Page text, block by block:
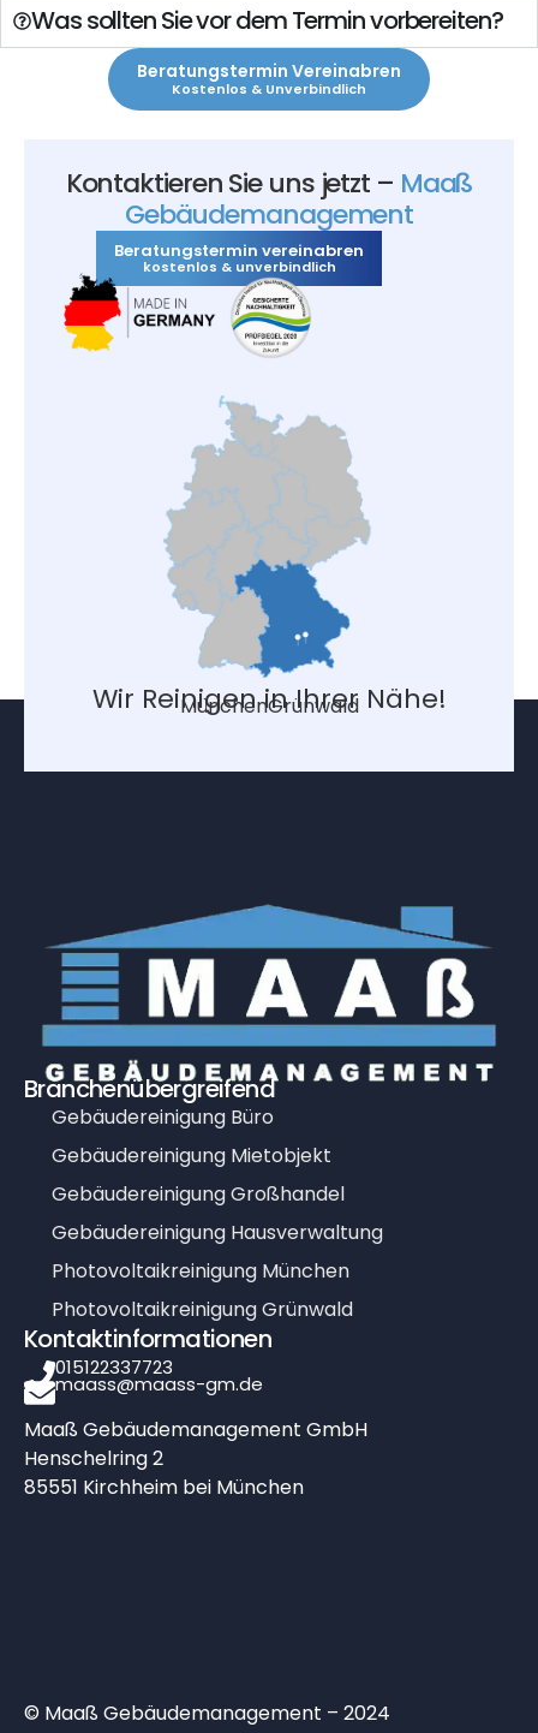
Was sollten Sie vor dem Termin vorbereiten?
Beratungstermin Vereinabren
Kostenlos & Unverbindlich
Kontaktieren Sie uns jetzt – Maaß
Gebäudemanagement
Beratungstermin vereinabren
kostenlos & unverbindlich
Wir Reinigen in Ihrer Nähe!
MünchenGrünwald
Kontaktinformationen
015122337723
maass@maass-gm.de
Maaß Gebäudemanagement GmbH
Henschelring 2
85551 Kirchheim bei München
Branchenübergreifend
Gebäudereinigung Büro
Gebäudereinigung Mietobjekt
Gebäudereinigung Großhandel
Gebäudereinigung Hausverwaltung
Photovoltaikreinigung München
Photovoltaikreinigung Grünwald
© Maaß Gebäudemanagement – 2024